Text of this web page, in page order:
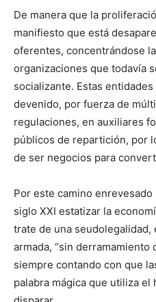
De manera que la
manifiesto que está
oferentes, concentrándose
organizaciones que todavía
socializante. Estas
devenido, por fuerza de
regulaciones, en auxiliares
públicos de repartición, por
de ser negocios para
Por este camino
siglo XXI estatizar la
trate de una seudolegalidad,
armada, “sin derramamiento
siempre contando con que
palabra mágica que utiliza el